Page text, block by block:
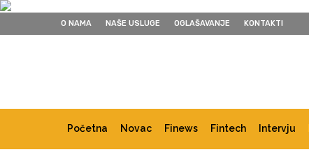
O NAMA NAŠE USLUGE OGLAŠAVANJE KONTAKTI
Početna Novac Finews Fintech Intervju